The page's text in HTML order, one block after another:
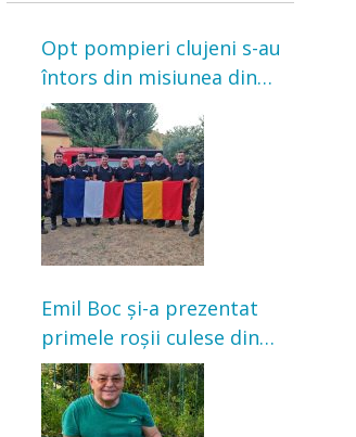
Opt pompieri clujeni s-au
întors din misiunea din
Franța. Au intervenit la
incendii de vegetație și
pădure
Emil Boc și-a prezentat
primele roșii culese din
grădină: „Niciun magazin
nu poate oferi această
satisfacție”